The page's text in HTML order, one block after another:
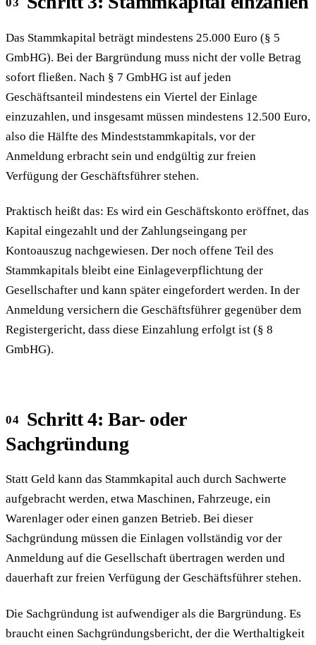
Das Stammkapital beträgt mindestens 25.000 Euro (§ 5
GmbHG). Bei der Bargründung muss nicht der volle Betrag
sofort fließen. Nach § 7 GmbHG ist auf jeden
Geschäftsanteil mindestens ein Viertel der Einlage
einzuzahlen, und insgesamt müssen mindestens 12.500 Euro,
also die Hälfte des Mindeststammkapitals, vor der
Anmeldung erbracht sein und endgültig zur freien
Verfügung der Geschäftsführer stehen.
Praktisch heißt das: Es wird ein Geschäftskonto eröffnet, das
Kapital eingezahlt und der Zahlungseingang per
Kontoauszug nachgewiesen. Der noch offene Teil des
Stammkapitals bleibt eine Einlageverpflichtung der
Gesellschafter und kann später eingefordert werden. In der
Anmeldung versichern die Geschäftsführer gegenüber dem
Registergericht, dass diese Einzahlung erfolgt ist (§ 8
GmbHG).
Schritt 4: Bar- oder
Sachgründung
Statt Geld kann das Stammkapital auch durch Sachwerte
aufgebracht werden, etwa Maschinen, Fahrzeuge, ein
Warenlager oder einen ganzen Betrieb. Bei dieser
Sachgründung müssen die Einlagen vollständig vor der
Anmeldung auf die Gesellschaft übertragen werden und
dauerhaft zur freien Verfügung der Geschäftsführer stehen.
Die Sachgründung ist aufwendiger als die Bargründung. Es
braucht einen Sachgründungsbericht, der die Werthaltigkeit